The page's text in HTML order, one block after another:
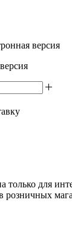
версия
только для
розничных